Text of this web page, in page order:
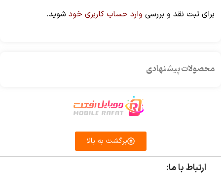
برای ثبت نقد و بررسی وارد حساب کاربری خود شوید.
محصولات پیشنهادی
برگشت به بالا
ارتباط با ما: